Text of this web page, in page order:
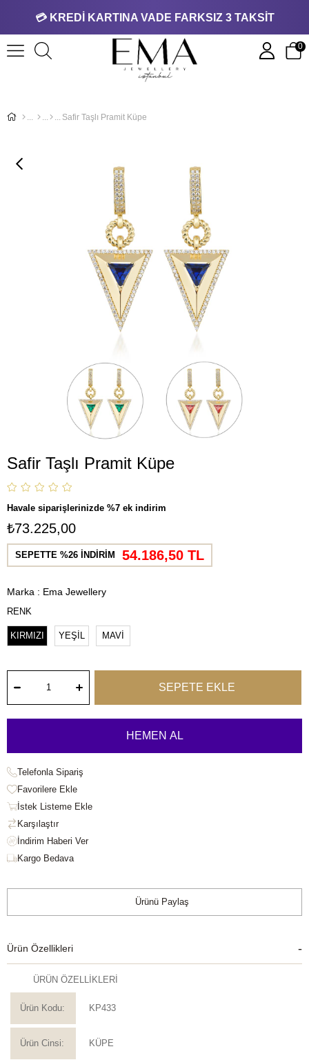
💳 KREDİ KARTINA VADE FARKSIZ 3 TAKSİT
0
Safir Taşlı Pramit Küpe
Safir Taşlı Pramit Küpe
Havale siparişlerinizde %7 ek indirim
₺73.225,00
SEPETTE %26 İNDİRİM 54.186,50 TL
Marka : Ema Jewellery
RENK
KIRMIZI YEŞİL MAVİ
Telefonla Sipariş
Favorilere Ekle
İstek Listeme Ekle
Karşılaştır
Kargo Bedava
Ürünü Paylaş
Ürün Özellikleri
ÜRÜN ÖZELLİKLERİ
Ürün Kodu: KP433
Ürün Cinsi: KÜPE